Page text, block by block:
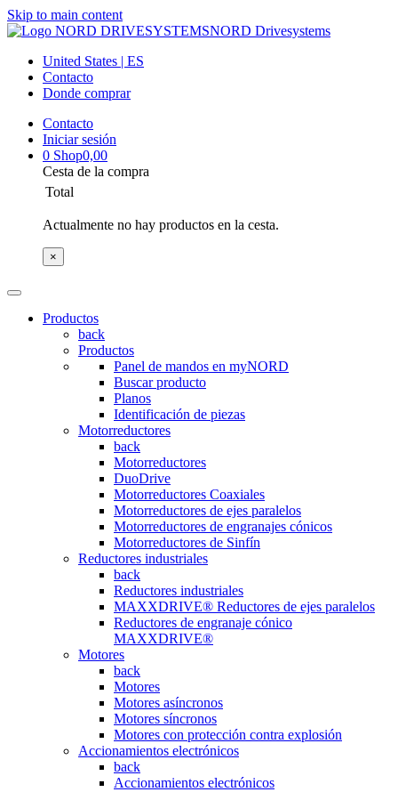
Skip to main content
NORD Drivesystems
United States | ES
Contacto
Donde comprar
Contacto
Iniciar sesión
0 Shop0,00
Cesta de la compra
Total
Actualmente no hay productos en la cesta.
×
Productos
back
Productos
Panel de mandos en myNORD
Buscar producto
Planos
Identificación de piezas
Motorreductores
back
Motorreductores
DuoDrive
Motorreductores Coaxiales
Motorreductores de ejes paralelos
Motorreductores de engranajes cónicos
Motorreductores de Sinfín
Reductores industriales
back
Reductores industriales
MAXXDRIVE® Reductores de ejes paralelos
Reductores de engranaje cónico
MAXXDRIVE®
Motores
back
Motores
Motores asíncronos
Motores síncronos
Motores con protección contra explosión
Accionamientos electrónicos
back
Accionamientos electrónicos